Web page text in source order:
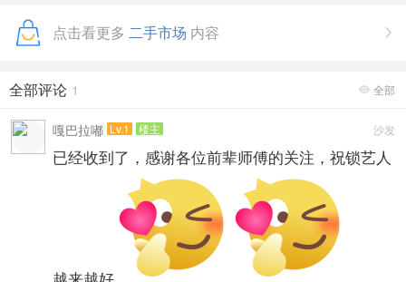

点击看更多 二手市场 内容
 全部
全部评论 1
沙发
嘎巴拉嘟 Lv.1 楼主
已经收到了，感谢各位前辈师傅的关注，祝锁艺人